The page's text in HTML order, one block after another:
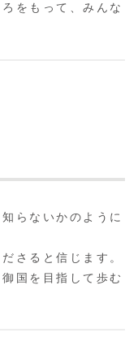
をもって、みんな
らないかのように
さると信じます。
国を目指して歩む